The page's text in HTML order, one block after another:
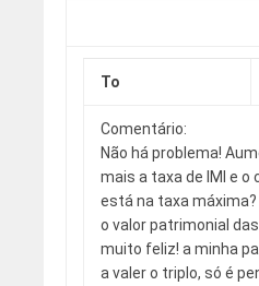
To
Comentário:
Não há problema!
mais a taxa de IMI e o
está na taxa
o valor patrimonial
muito feliz! a minha
a valer o triplo, só é